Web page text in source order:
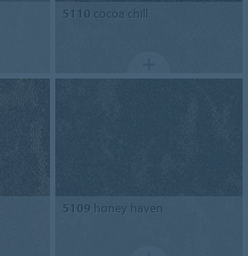
5110 cocoa chill
5109 honey haven